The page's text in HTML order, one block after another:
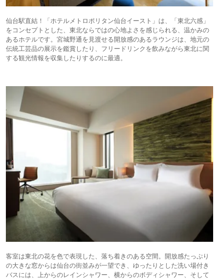
仙台駅直結！「ホテルメトロポリタン仙台イースト」は、「東北六感」
をコンセプトとした、東北ならではの心地よさを感じられる、温かみの
あるホテルです。宮城野通を見渡せる開放感のあるラウンジは、地元の
伝統工芸品の展示を鑑賞したり、フリードリンクを飲みながら東北に関
する観光情報を収集したりするのに最適。
客室は東北の花を色で表現した、落ち着きのある空間。開放感たっぷり
の大きな窓からは仙台の街並みが一望でき、ゆったりとした洗い場付き
バスには、上からのレインシャワー、横からのボディシャワー、そして